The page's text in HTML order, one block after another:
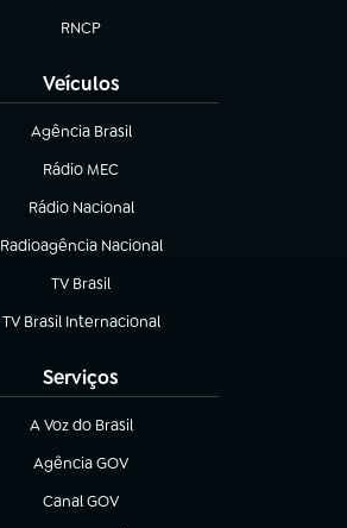
RNCP
(abre em nova aba)
Veículos
Agência Brasil
(abre em nova aba)
Rádio MEC
Rádio Nacional
(abre em nova aba)
Radioagência Nacional
(abre em nova aba)
TV Brasil
(abre em nova aba)
TV Brasil Internacional
(abre em nova aba)
Serviços
A Voz do Brasil
(abre em nova aba)
Agência GOV
(abre em nova aba)
Canal GOV
(abre em nova aba)